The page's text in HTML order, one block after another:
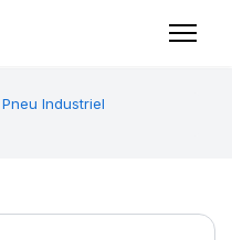
Pneu Industriel